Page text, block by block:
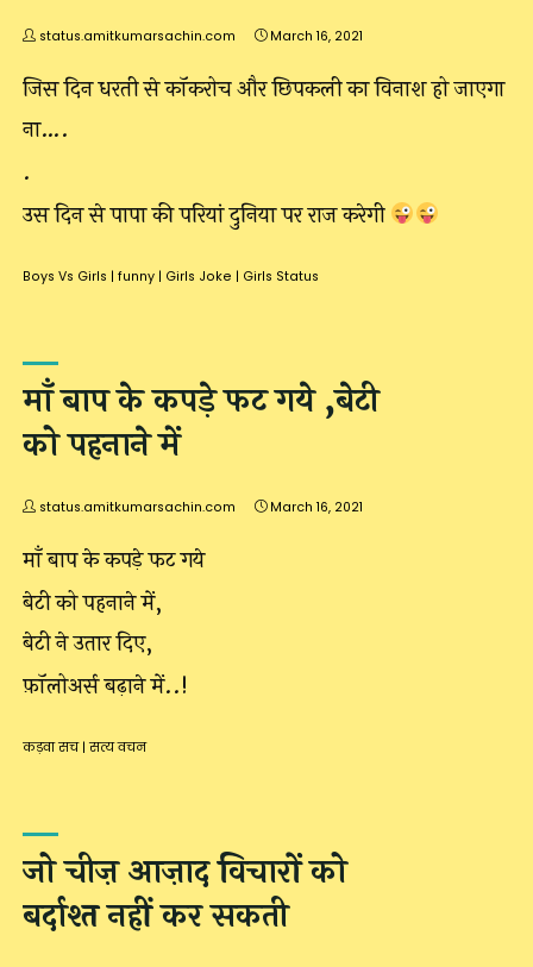
status.amitkumarsachin.com March 16, 2021
जिस दिन धरती से कॉकरोच और छिपकली का विनाश हो जाएगा
ना….
.
उस दिन से पापा की परियां दुनिया पर राज करेगी
Boys Vs Girls | funny | Girls Joke | Girls Status
माँ बाप के कपड़े फट गये ,बेटी
को पहनाने में
status.amitkumarsachin.com March 16, 2021
माँ बाप के कपड़े फट गये
बेटी को पहनाने में,
बेटी ने उतार दिए,
फ़ॉलोअर्स बढ़ाने में..!
कड़वा सच | सत्य वचन
जो चीज़ आज़ाद विचारों को
बर्दाश्त नहीं कर सकती